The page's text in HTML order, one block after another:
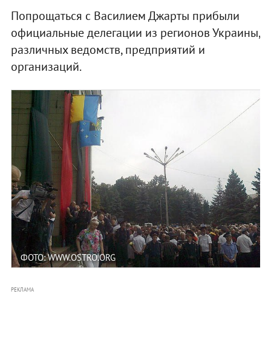
Попрощаться с Василием Джарты прибыли
официальные делегации из регионов Украины,
различных ведомств, предприятий и
организаций.
ФОТО: WWW.OSTRO.ORG
РЕКЛАМА